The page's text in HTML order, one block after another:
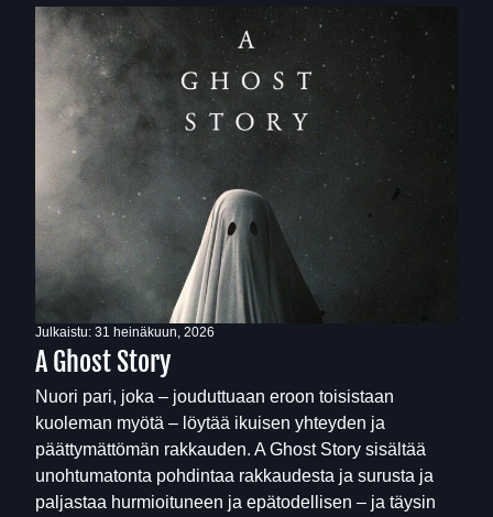
Julkaistu: 31 heinäkuun, 2026
A Ghost Story
Nuori pari, joka – jouduttuaan eroon toisistaan
kuoleman myötä – löytää ikuisen yhteyden ja
päättymättömän rakkauden. A Ghost Story sisältää
unohtumatonta pohdintaa rakkaudesta ja surusta ja
paljastaa hurmioituneen ja epätodellisen – ja täysin